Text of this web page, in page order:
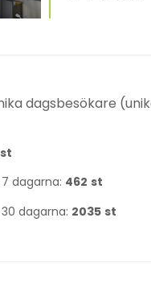
dagsbesökare
st
dagarna: 462 st
dagarna: 2035 st